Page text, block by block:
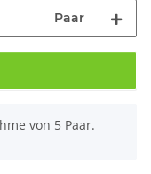
Paar
von 5 Paar.